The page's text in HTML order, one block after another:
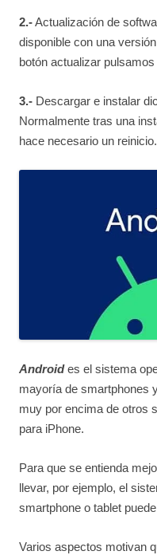
2.-Actualización de
disponible con una
botón actualizar
3.- Descargar e instalar
Normalmente tras una
hace necesario un reinicio.
Androides el sistema
mayoría de smartphones
muy por encima de otros
para iPhone.
Para que se entienda
llevar, por ejemplo, el
smartphone o tablet
Varios aspectos motivan